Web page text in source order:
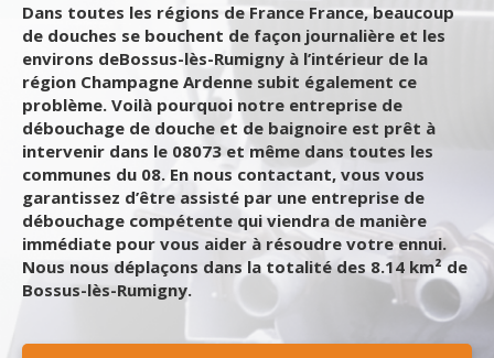
Dans toutes les régions de France France, beaucoup
de douches se bouchent de façon journalière et les
environs deBossus-lès-Rumigny à l’intérieur de la
région Champagne Ardenne subit également ce
problème. Voilà pourquoi notre entreprise de
débouchage de douche et de baignoire est prêt à
intervenir dans le 08073 et même dans toutes les
communes du 08. En nous contactant, vous vous
garantissez d’être assisté par une entreprise de
débouchage compétente qui viendra de manière
immédiate pour vous aider à résoudre votre ennui.
Nous nous déplaçons dans la totalité des 8.14 km² de
Bossus-lès-Rumigny.